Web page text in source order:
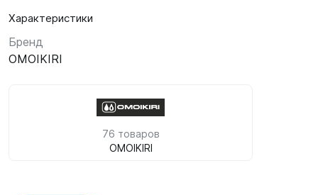
Характеристики
Бренд
OMOIKIRI
76 товаров
OMOIKIRI